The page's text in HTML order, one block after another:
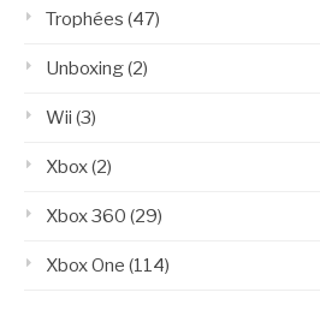
Trophées (47)
Unboxing(2)
Wii (3)
Xbox(2)
Xbox 360 (29)
Xbox One (114)